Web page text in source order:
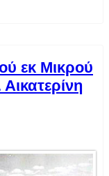
εκ Μικρού